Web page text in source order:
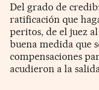
Del grado de
ratificación que
peritos, de el juez
buena medida que
compensaciones
acudieron a la